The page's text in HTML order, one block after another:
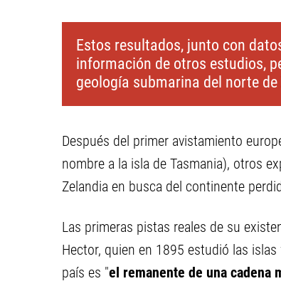
Estos resultados, junto con
información de otros estudios,
geología submarina del norte de
Después del primer avistamiento
nombre a la isla de Tasmania), otros
Zelandia en busca del continente
Las primeras pistas reales de su
Hector, quien en 1895 estudió las
país es "el remanente de una cadena